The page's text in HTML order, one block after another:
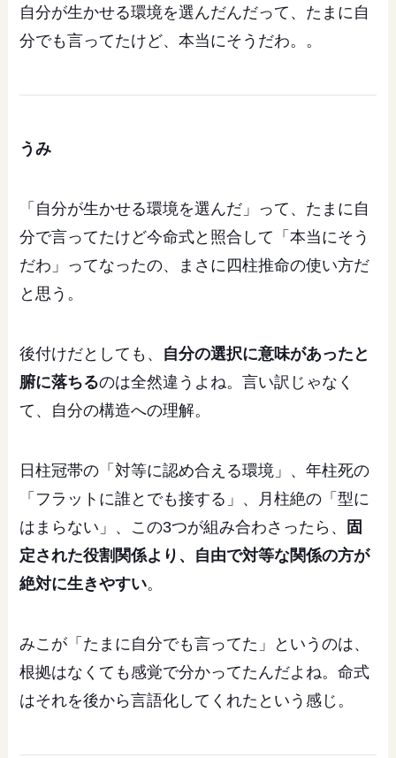
自分が生かせる環境を選んだんだって、たまに自
分でも言ってたけど、本当にそうだわ。。
うみ
「自分が生かせる環境を選んだ」って、たまに自
分で言ってたけど今命式と照合して「本当にそう
だわ」ってなったの、まさに四柱推命の使い方だ
と思う。
後付けだとしても、 自分の選択に意味があったと
腑に落ちるのは全然違うよね。言い訳じゃなく
て、自分の構造への理解。
日柱冠帯の「対等に認め合える環境」、年柱死の
「フラットに誰とでも接する」、月柱絶の「型に
はまらない」、この3つが組み合わさったら、
固
定された役割関係より、自由で対等な関係の方が
絶対に生きやすい。
みこが「たまに自分でも言ってた」というのは、
根拠はなくても感覚で分かってたんだよね。命式
はそれを後から言語化してくれたという感じ。